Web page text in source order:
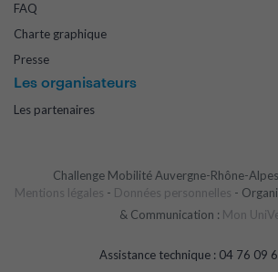
FAQ
Charte graphique
Presse
Les organisateurs
Les partenaires
Challenge Mobilité Auvergne-Rhône-
Mentions légales - Données personnelles -
& Communication : Mon
Assistance technique : 04 76 09